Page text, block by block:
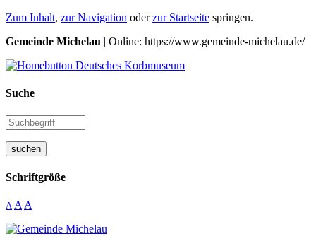
Zum Inhalt, zur Navigation oderzur Startseite springen.
Gemeinde Michelau | Online: https://www.gemeinde-michelau.de/
Suche
suchen
Schriftgröße
A A A